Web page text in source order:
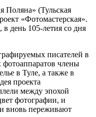
Поляна» (Тульская
«Фотомастерская».
день 105-летия со дня
писателей в
члены
в Туле, а также в
проекта
между эпохой
фотографии, и
вновь переживают